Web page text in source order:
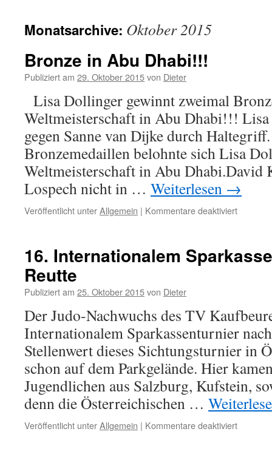
Monatsarchive: Oktober 2015
Bronze in Abu Dhabi!!!
Publiziert am 29. Oktober 2015von Dieter
Lisa Dollinger gewinnt zweimal
Weltmeisterschaft in Abu Dhabi!!!
gegen Sanne van Dijke durch
Bronzemedaillen belohnte sich Lisa
Weltmeister­schaft in Abu Dhabi.David
Lospech nicht in … Weiterlesen →
Veröffentlicht unterAllgemein | Kommentare deaktiviertfür
Dhabi!!!
16. Internationalem
Reutte
Publiziert am 25. Oktober 2015von Dieter
Der Judo-Nachwuchs des TV
Internationalem Sparkassenturnier
Stellenwert dieses Sichtungsturnier in
schon auf dem Parkgelände. Hier
Jugendlichen aus Salzburg, Kufstein,
denn die Österreichischen …
Veröffentlicht unterAllgemein | Kommentare deaktiviertfür